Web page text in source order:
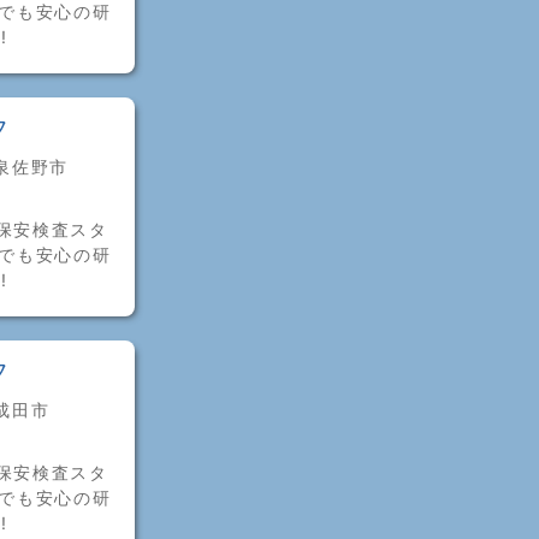
も安心の研
佐野市
安検査スタ
も安心の研
田市
安検査スタ
も安心の研